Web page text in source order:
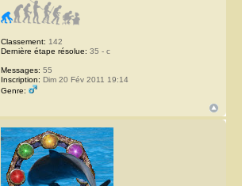
Classement: 142
Dernière étape résolue: 35 - c
Messages: 55
Inscription: Dim 20 Fév 2011 19:14
Genre: